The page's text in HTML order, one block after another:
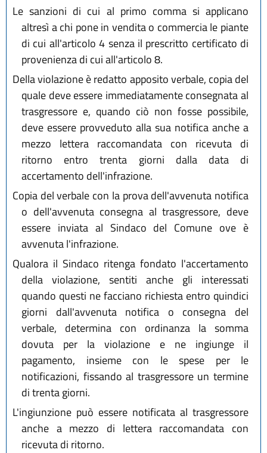
Le sanzioni di cui al primo comma si applicano
altresì a chi pone in vendita o commercia le piante
di cui all'articolo 4 senza il prescritto certificato di
provenienza di cui all'articolo 8.
Della violazione è redatto apposito verbale, copia del
quale deve essere immediatamente consegnata al
trasgressore e, quando ciò non fosse possibile,
deve essere provveduto alla sua notifica anche a
mezzo lettera raccomandata con ricevuta di
ritorno entro trenta giorni dalla data di
accertamento dell'infrazione.
Copia del verbale con la prova dell'avvenuta notifica
o dell'avvenuta consegna al trasgressore, deve
essere inviata al Sindaco del Comune ove è
avvenuta l'infrazione.
Qualora il Sindaco ritenga fondato l'accertamento
della violazione, sentiti anche gli interessati
quando questi ne facciano richiesta entro quindici
giorni dall'avvenuta notifica o consegna del
verbale, determina con ordinanza la somma
dovuta per la violazione e ne ingiunge il
pagamento, insieme con le spese per le
notificazioni, fissando al trasgressore un termine
di trenta giorni.
L'ingiunzione può essere notificata al trasgressore
anche a mezzo di lettera raccomandata con
ricevuta di ritorno.